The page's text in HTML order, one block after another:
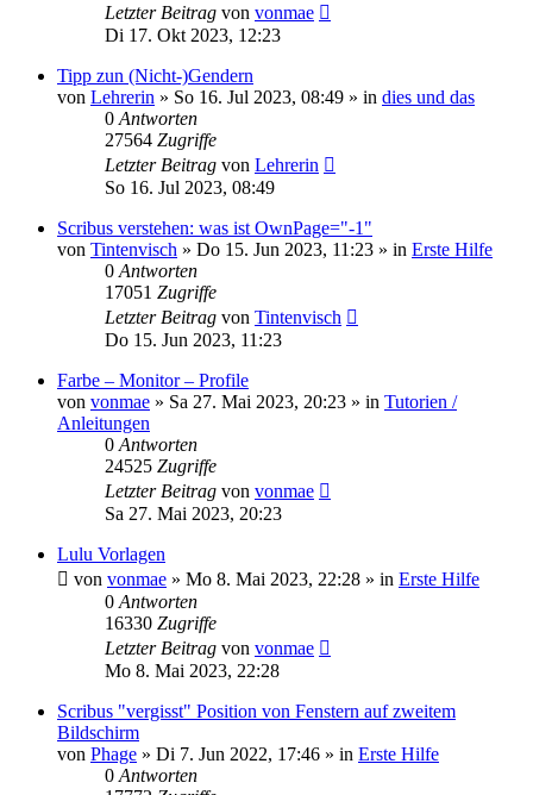
Letzter Beitrag von vonmae
Di 17. Okt 2023, 12:23
Tipp zun (Nicht-)Gendern
von Lehrerin » So 16. Jul 2023, 08:49 » in dies und das
0 Antworten
27564 Zugriffe
Letzter Beitrag von Lehrerin
So 16. Jul 2023, 08:49
Scribus verstehen: was ist OwnPage="-1"
von Tintenvisch » Do 15. Jun 2023, 11:23 » in Erste Hilfe
0 Antworten
17051 Zugriffe
Letzter Beitrag von Tintenvisch
Do 15. Jun 2023, 11:23
Farbe – Monitor – Profile
von vonmae » Sa 27. Mai 2023, 20:23 » in Tutorien /
Anleitungen
0 Antworten
24525 Zugriffe
Letzter Beitrag von vonmae
Sa 27. Mai 2023, 20:23
Lulu Vorlagen
von vonmae » Mo 8. Mai 2023, 22:28 » in Erste Hilfe
0 Antworten
16330 Zugriffe
Letzter Beitrag von vonmae
Mo 8. Mai 2023, 22:28
Scribus "vergisst" Position von Fenstern auf zweitem
Bildschirm
von Phage » Di 7. Jun 2022, 17:46 » in Erste Hilfe
0 Antworten